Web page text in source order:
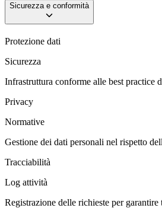
Sicurezza e conformità
Protezione dati
Sicurezza
Infrastruttura conforme alle best practice
Privacy
Normative
Gestione dei dati personali nel rispetto
Tracciabilità
Log attività
Registrazione delle richieste per garantire